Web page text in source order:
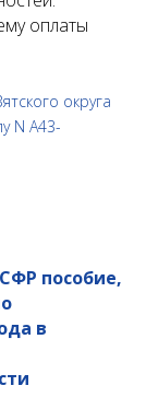
оплаты
округа
N А43-
пособие,
в